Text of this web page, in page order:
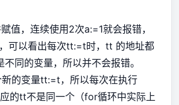
，连续使用2次a:=1就会报错，
可以看出每次tt:=t时，tt 的地址都
同的变量，所以并不会报错。
的变量tt:=t，所以每次在执行
的tt不是同一个（for循环中实际上